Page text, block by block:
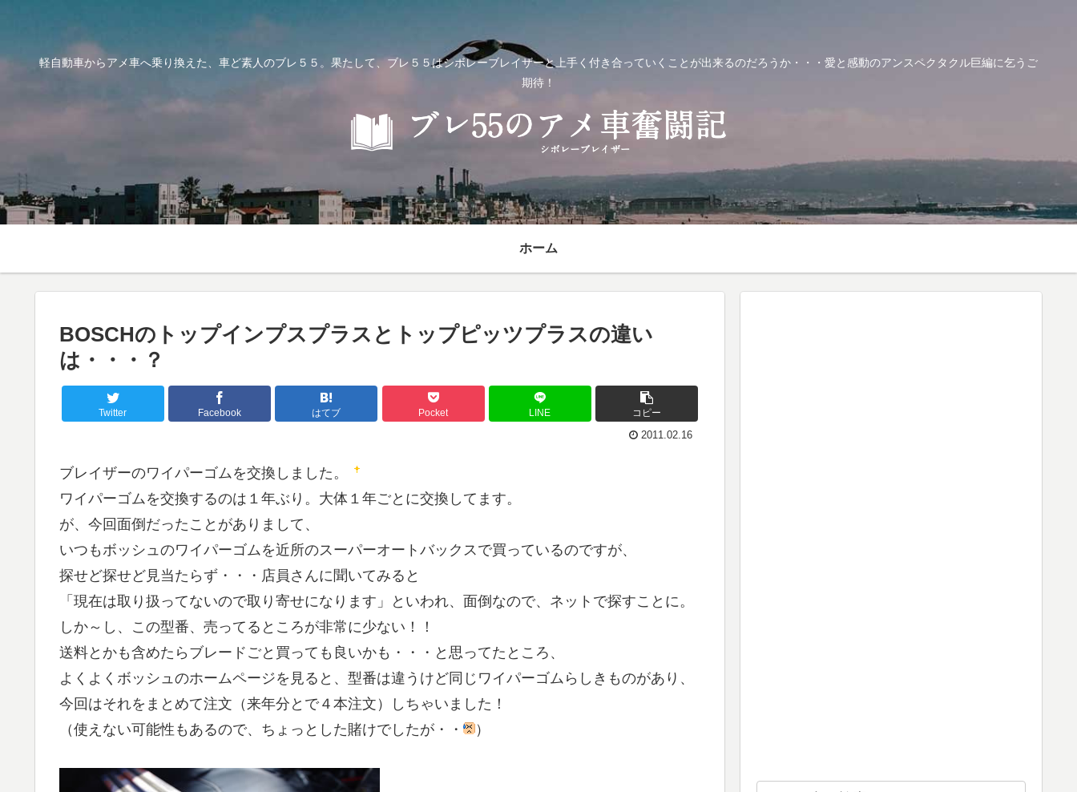
軽自動車からアメ車へ乗り換えた、車ど素人のブレ５５。果たして、ブレ５５はシボレーブレイザーと上手く付き合っていくことが出来るのだろうか・・・愛と感動のアンスペクタクル巨編に乞うご
期待！
ホーム
BOSCHのトップインプスプラスとトップピッツプラスの違い
は・・・？
Twitter Facebook はてブ Pocket LINE コピー
2011.02.16
ブレイザーのワイパーゴムを交換しました。
ワイパーゴムを交換するのは１年ぶり。大体１年ごとに交換してます。
が、今回面倒だったことがありまして、
いつもボッシュのワイパーゴムを近所のスーパーオートバックスで買っているのですが、
探せど探せど見当たらず・・・店員さんに聞いてみると
「現在は取り扱ってないので取り寄せになります」といわれ、面倒なので、ネットで探すことに。
しか～し、この型番、売ってるところが非常に少ない！！
送料とかも含めたらブレードごと買っても良いかも・・・と思ってたところ、
よくよくボッシュのホームページを見ると、型番は違うけど同じワイパーゴムらしきものがあり、
今回はそれをまとめて注文（来年分とで４本注文）しちゃいました！
（使えない可能性もあるので、ちょっとした賭けでしたが・・
）